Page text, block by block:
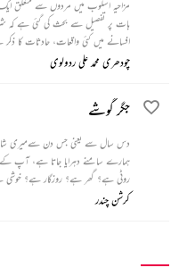
مزاحیہ اسلوب میں مردوں سے متعلق
بات پر تفصیل سے بحث کی گئی ہے کہ
افسانے میں کئی واقعات، حادثات کا
جاننا چاہےگا۔
چودھری محمد علی ردولوی
جگر گوشے
دس سال سے یعنی جس دن سےمیری
ہمارے سامنے دہرایا جاتا ہے، آپ کے
روٹی ہے؟ گھر ہے؟ روزگار ہے؟
کرشن چندر